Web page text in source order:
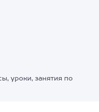
уроки, занятия по